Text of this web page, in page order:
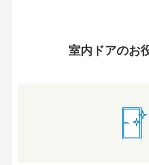
室内ドアのお